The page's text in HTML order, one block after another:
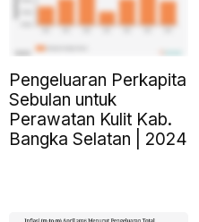
Pengeluaran Perkapita
Sebulan untuk
Perawatan Kulit Kab.
Bangka Selatan | 2024